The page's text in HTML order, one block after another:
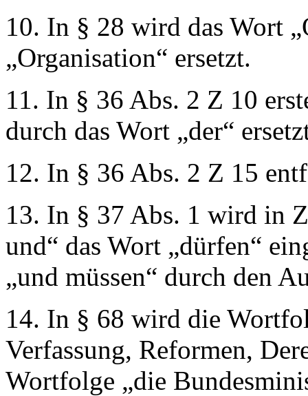
10. In § 28 wird das Wort
„Organisation“ ersetzt.
11. In § 36 Abs. 2 Z 10
durch das Wort „der“
12. In § 36 Abs. 2 Z 15
13. In § 37 Abs. 1 wird in
und“ das Wort „dürfen“
„und müssen“ durch den
14. In § 68 wird die
Verfassung, Reformen,
Wortfolge „die